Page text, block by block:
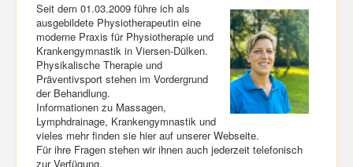
Seit dem 01.03.2009 führe ich als
ausgebildete Physiotherapeutin eine
moderne Praxis für Physiotherapie und
Krankengymnastik in Viersen-Dülken.
Physikalische Therapie und
Präventivsport stehen im Vordergrund
der Behandlung.
Informationen zu Massagen,
Lymphdrainage, Krankengymnastik und
vieles mehr finden sie hier auf unserer Webseite.
Für ihre Fragen stehen wir ihnen auch jederzeit telefonisch
zur Verfügung.